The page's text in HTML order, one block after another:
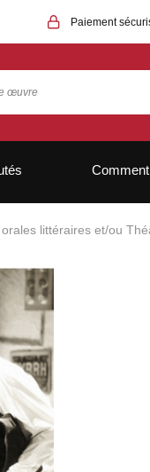
Paiement
littéraires et/ou